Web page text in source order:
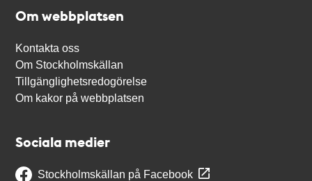
Om webbplatsen
Kontakta oss
Om Stockholmskällan
Tillgänglighetsredogörelse
Om kakor på webbplatsen
Sociala medier
Stockholmskällan på Facebook